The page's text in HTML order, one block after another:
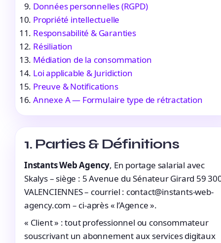
Données personnelles (RGPD)
Propriété intellectuelle
Responsabilité & Garanties
Résiliation
Médiation de la consommation
Loi applicable & Juridiction
Preuve & Notifications
Annexe A — Formulaire type de rétractation
1. Parties & Définitions
Instants Web Agency, En portage salarial avec
Skalys – siège : 5 Avenue du Sénateur Girard 59
VALENCIENNES – courriel : contact@instants-web-
agency.com – ci-après « l’Agence ».
« Client » : tout professionnel ou consommateur
souscrivant un abonnement aux services digitaux